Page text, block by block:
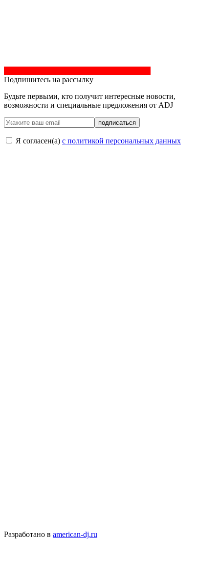
Подпишитесь на рассылку
Будьте первыми, кто получит интересные новости,
возможности и специальные предложения от ADJ
подписаться
Я согласен(a) с политикой персональных данных
Разработано в american-dj.ru